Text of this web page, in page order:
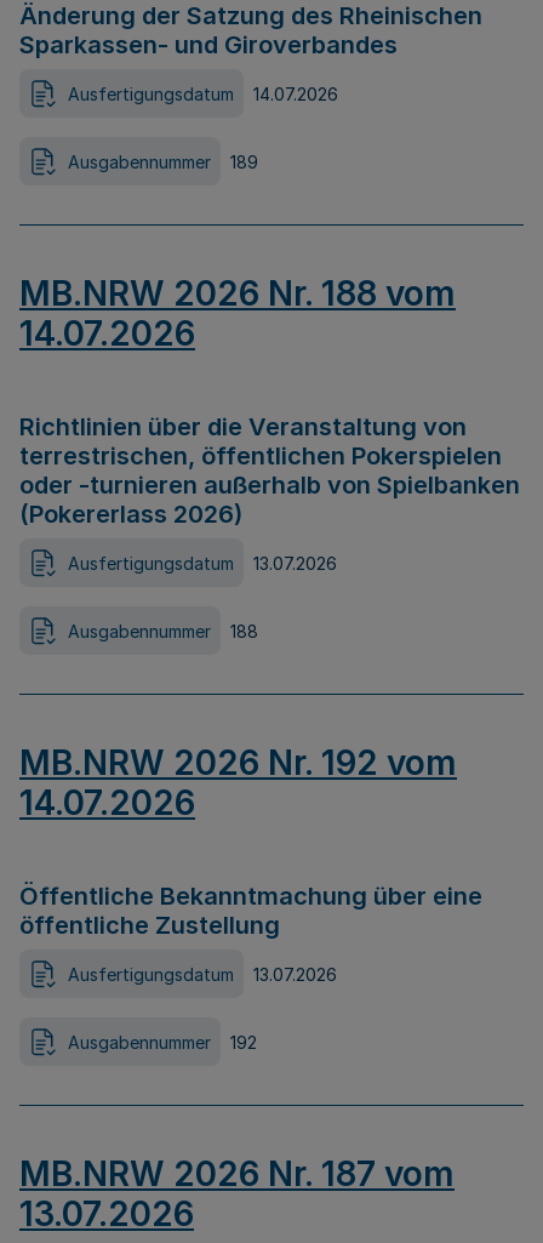
Änderung der Satzung des Rheinischen
Sparkassen- und Giroverbandes
Ausfertigungsdatum 14.07.2026
Ausgabennummer 189
MB.NRW 2026 Nr. 188 vom
14.07.2026
Richtlinien über die Veranstaltung von
terrestrischen, öffentlichen Pokerspielen
oder -turnieren außerhalb von Spielbanken
(Pokererlass 2026)
Ausfertigungsdatum 13.07.2026
Ausgabennummer 188
MB.NRW 2026 Nr. 192 vom
14.07.2026
Öffentliche Bekanntmachung über eine
öffentliche Zustellung
Ausfertigungsdatum 13.07.2026
Ausgabennummer 192
MB.NRW 2026 Nr. 187 vom
13.07.2026